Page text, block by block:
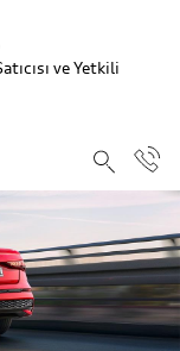
ve Yetkili